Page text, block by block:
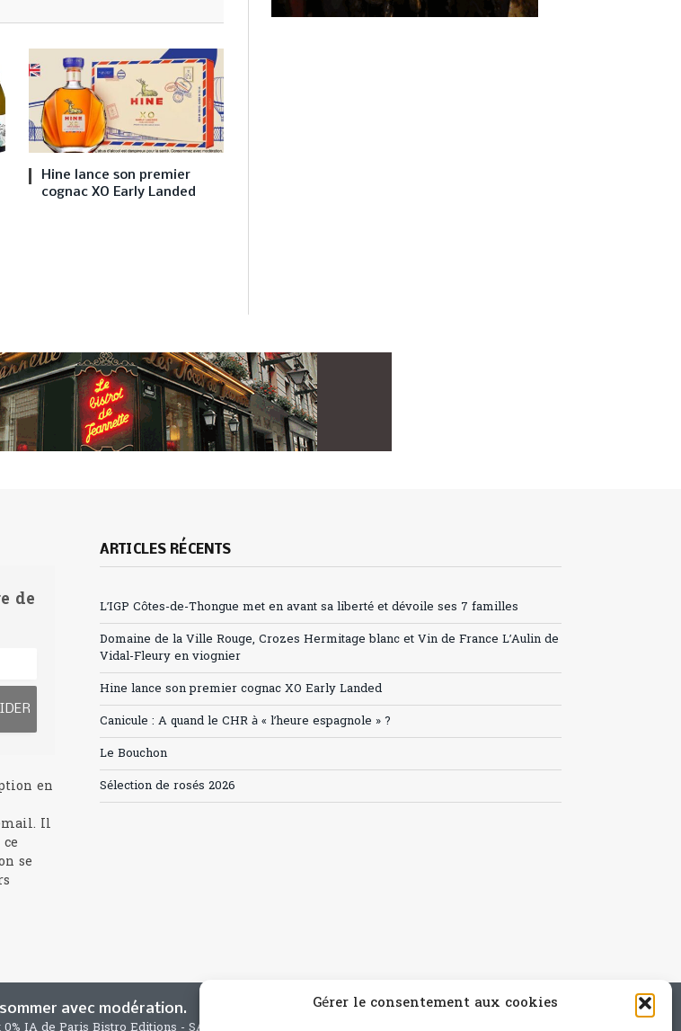
Gérer le consentement aux cookies
Hine lance son premier
cognac XO Early Landed
de
en
Il
se
ARTICLES RÉCENTS
L’IGP Côtes-de-Thongue met en avant sa liberté et dévoile ses 7 familles
Domaine de la Ville Rouge, Crozes Hermitage blanc et Vin de France L’Aulin de
Vidal-Fleury en viognier
Hine lance son premier cognac XO Early Landed
Canicule : A quand le CHR à « l’heure espagnole » ?
Le Bouchon
Sélection de rosés 2026
avec modération.